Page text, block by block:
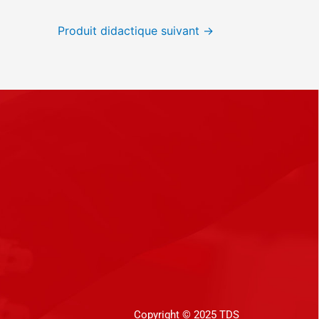
Produit didactique suivant →
Copyright © 2025 TDS